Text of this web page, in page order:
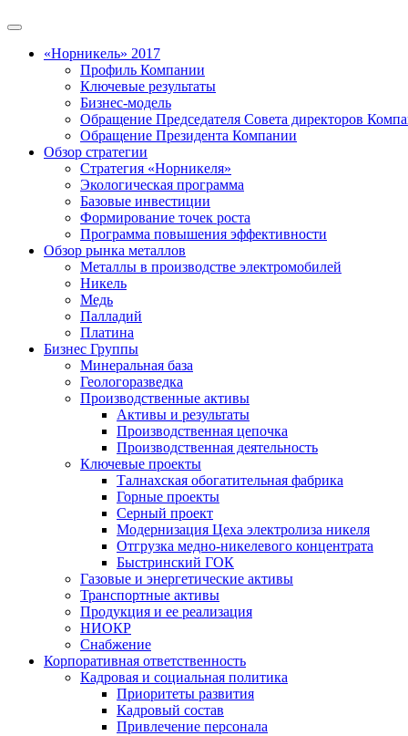
«Норникель» 2017
Профиль Компании
Ключевые результаты
Бизнес-модель
Обращение Председателя Совета директоров
Обращение Президента Компании
Обзор стратегии
Стратегия «Норникеля»
Экологическая программа
Базовые инвестиции
Формирование точек роста
Программа повышения эффективности
Обзор рынка металлов
Металлы в производстве электромобилей
Никель
Медь
Палладий
Платина
Бизнес Группы
Минеральная база
Геологоразведка
Производственные активы
Активы и результаты
Производственная цепочка
Производственная деятельность
Ключевые проекты
Талнахская обогатительная фабрика
Горные проекты
Серный проект
Модернизация Цеха электролиза никеля
Отгрузка медно-никелевого концентрата
Быстринский ГОК
Газовые и энергетические активы
Транспортные активы
Продукция и ее реализация
НИОКР
Снабжение
Корпоративная ответственность
Кадровая и социальная политика
Приоритеты развития
Кадровый состав
Привлечение персонала